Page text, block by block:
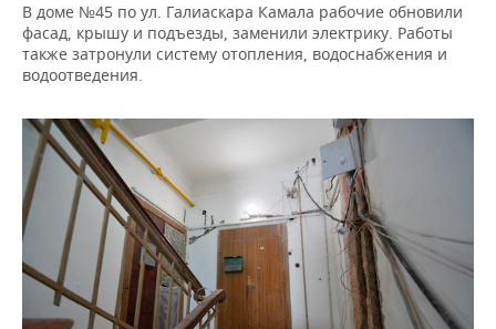
ФИГУРНОЕ КАТАНИЕ
ВОДНЫЕ ВИДЫ СПОРТА
ХОККЕЙ С МЯЧОМ
МЕДИЦИНА
ОБРАЗОВАНИЕ
ПРОИСШЕСТВИЯ
В доме №45 по ул. Галиаскара Камала рабочие обновили
фасад, крышу и подъезды, заменили электрику. Работы
также затронули систему отопления, водоснабжения и
водоотведения.